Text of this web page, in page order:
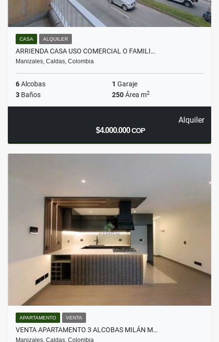
CASA ALQUILER
ARRIENDA CASA USO COMERCIAL O FAMILI…
Manizales, Caldas, Colombia
6Alcobas 1 Garaje
3 Baños 250Área m2
Alquiler
$4.000.000COP
APARTAMENTO VENTA
VENTA APARTAMENTO 3 ALCOBAS MILÁN M…
Manizales, Caldas, Colombia